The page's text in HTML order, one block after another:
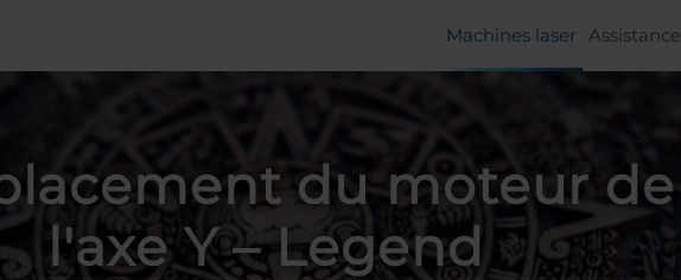
Machines laser Assistance
du moteur de
l'axe Y – Legend